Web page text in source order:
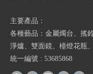
主要產品：
各種藝品：金屬燭台、搖
淨爐、雙面鏡、檯燈花瓶
統一編號 : 53685868